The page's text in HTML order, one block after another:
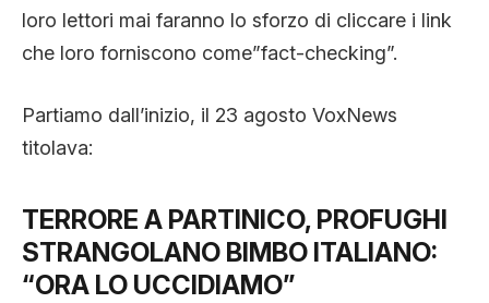
CONTATTI
CHI SIAMO
loro lettori mai faranno lo sforzo di cliccare i link
che loro forniscono come”fact-checking”.
Partiamo dall’inizio, il 23 agosto VoxNews
titolava:
TERRORE A PARTINICO, PROFUGHI
STRANGOLANO BIMBO ITALIANO:
“ORA LO UCCIDIAMO”